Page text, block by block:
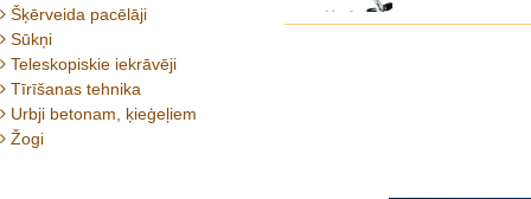
Šķērveida pacēlāji
Sūkņi
Teleskopiskie iekrāvēji
Tīrīšanas tehnika
Urbji betonam, ķieģeļiem
Žogi